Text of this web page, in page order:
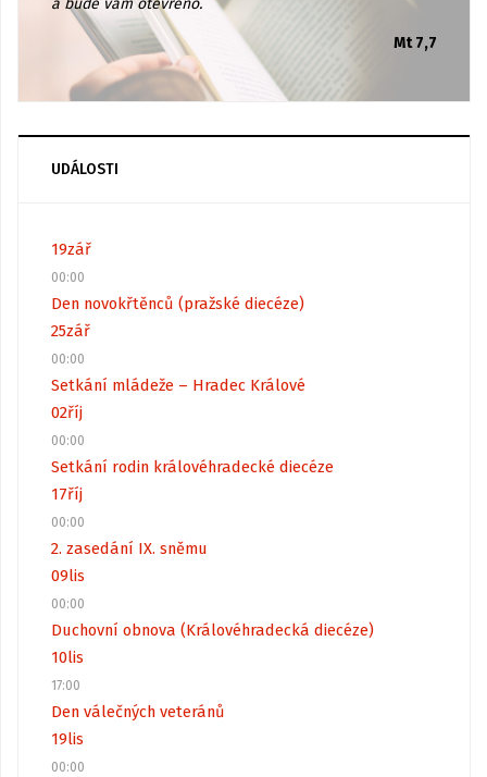
a bude vám otevřeno.
Mt 7,7
UDÁLOSTI
19zář
00:00
Den novokřtěnců (pražské diecéze)
25zář
00:00
Setkání mládeže – Hradec Králové
02říj
00:00
Setkání rodin královéhradecké diecéze
17říj
00:00
2. zasedání IX. sněmu
09lis
00:00
Duchovní obnova (Královéhradecká diecéze)
10lis
17:00
Den válečných veteránů
19lis
00:00